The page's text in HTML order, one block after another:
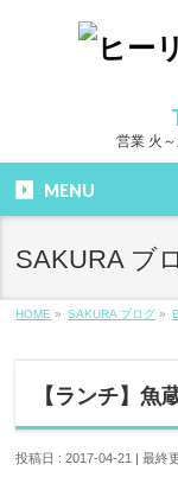
営業 火
MENU
SAKURA ブ
HOME » SAKURA ブログ »
【ランチ】魚
投稿日 : 2017-04-21 最終